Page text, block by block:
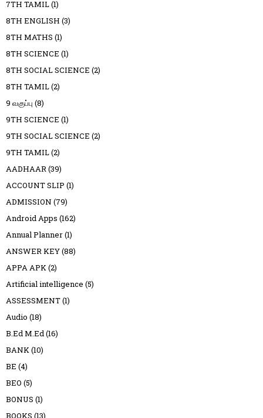
7TH TAMIL(1)
8TH ENGLISH (3)
8TH MATHS (1)
8TH SCIENCE (1)
8TH SOCIAL SCIENCE (2)
8TH TAMIL(2)
9 வகுப்பு (8)
9TH SCIENCE (1)
9TH SOCIAL SCIENCE (2)
9TH TAMIL(2)
AADHAAR(39)
ACCOUNT SLIP (1)
ADMISSION (79)
Android Apps (162)
Annual Planner(1)
ANSWER KEY(88)
APPA APK(2)
Artificial intelligence (5)
ASSESSMENT(1)
Audio (18)
B.Ed M.Ed(16)
BANK(10)
BE (4)
BEO (5)
BONUS (1)
BOOKS (13)